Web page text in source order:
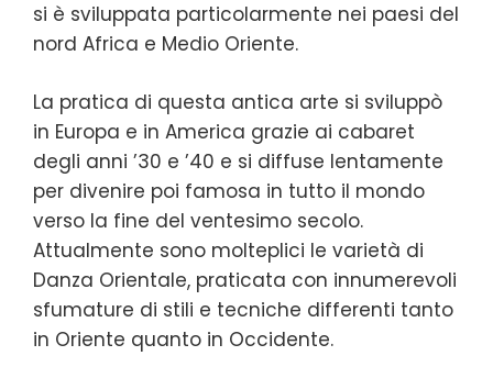
si è sviluppata particolarmente nei paesi del
nord Africa e Medio Oriente.
La pratica di questa antica arte si sviluppò
in Europa e in America grazie ai cabaret
degli anni ’30 e ’40 e si diffuse lentamente
per divenire poi famosa in tutto il mondo
verso la fine del ventesimo secolo.
Attualmente sono molteplici le varietà di
Danza Orientale, praticata con innumerevoli
sfumature di stili e tecniche differenti tanto
in Oriente quanto in Occidente.